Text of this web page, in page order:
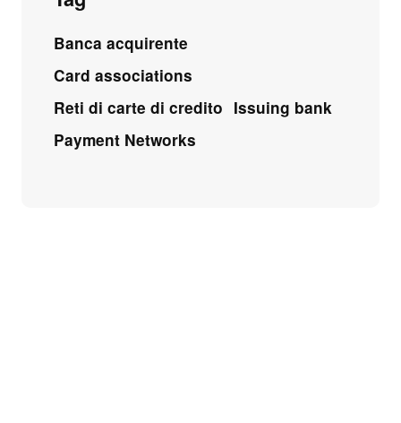
Banca acquirente
Card associations
Reti di carte di credito Issuing bank
Payment Networks